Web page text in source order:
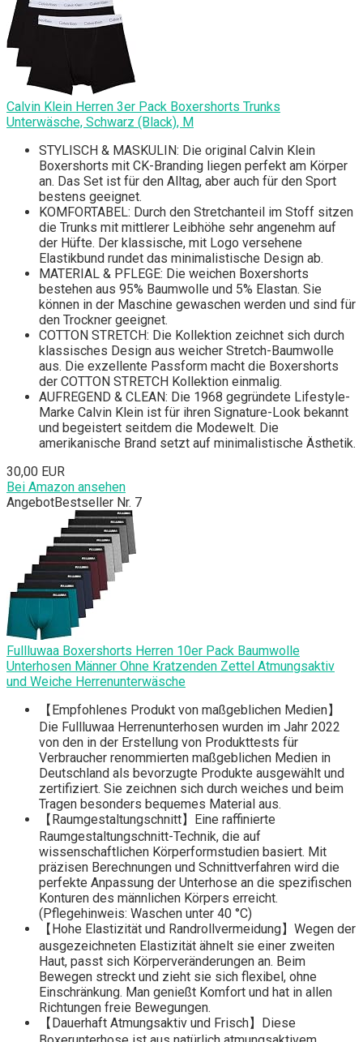
Calvin Klein Herren 3er Pack Boxershorts Trunks
Unterwäsche, Schwarz (Black), M
STYLISCH & MASKULIN: Die original Calvin Klein
Boxershorts mit CK-Branding liegen perfekt am Körper
an. Das Set ist für den Alltag, aber auch für den Sport
bestens geeignet.
KOMFORTABEL: Durch den Stretchanteil im Stoff sitzen
die Trunks mit mittlerer Leibhöhe sehr angenehm auf
der Hüfte. Der klassische, mit Logo versehene
Elastikbund rundet das minimalistische Design ab.
MATERIAL & PFLEGE: Die weichen Boxershorts
bestehen aus 95% Baumwolle und 5% Elastan. Sie
können in der Maschine gewaschen werden und sind für
den Trockner geeignet.
COTTON STRETCH: Die Kollektion zeichnet sich durch
klassisches Design aus weicher Stretch-Baumwolle
aus. Die exzellente Passform macht die Boxershorts
der COTTON STRETCH Kollektion einmalig.
AUFREGEND & CLEAN: Die 1968 gegründete Lifestyle-
Marke Calvin Klein ist für ihren Signature-Look bekannt
und begeistert seitdem die Modewelt. Die
amerikanische Brand setzt auf minimalistische Ästhetik.
30,00 EUR
Bei Amazon ansehen
AngebotBestseller Nr. 7
Fullluwaa Boxershorts Herren 10er Pack Baumwolle
Unterhosen Männer Ohne Kratzenden Zettel Atmungsaktiv
und Weiche Herrenunterwäsche
【Empfohlenes Produkt von maßgeblichen Medien】
Die Fullluwaa Herrenunterhosen wurden im Jahr 2022
von den in der Erstellung von Produkttests für
Verbraucher renommierten maßgeblichen Medien in
Deutschland als bevorzugte Produkte ausgewählt und
zertifiziert. Sie zeichnen sich durch weiches und beim
Tragen besonders bequemes Material aus.
【Raumgestaltungschnitt】Eine raffinierte
Raumgestaltungschnitt-Technik, die auf
wissenschaftlichen Körperformstudien basiert. Mit
präzisen Berechnungen und Schnittverfahren wird die
perfekte Anpassung der Unterhose an die spezifischen
Konturen des männlichen Körpers erreicht.
(Pflegehinweis: Waschen unter 40 °C)
【Hohe Elastizität und Randrollvermeidung】Wegen der
ausgezeichneten Elastizität ähnelt sie einer zweiten
Haut, passt sich Körperveränderungen an. Beim
Bewegen streckt und zieht sie sich flexibel, ohne
Einschränkung. Man genießt Komfort und hat in allen
Richtungen freie Bewegungen.
【Dauerhaft Atmungsaktiv und Frisch】Diese